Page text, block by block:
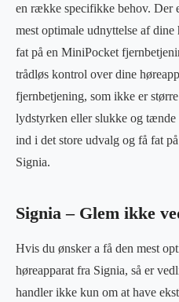
en række specifikke behov. Der
mest optimale udnyttelse af dine
fat på en MiniPocket
trådløs kontrol over dine
fjernbetjening, som ikke er
lydstyrken eller slukke og
ind i det store udvalg og få fat
Signia.
Signia – Glem ikke
Hvis du ønsker a få den mest
høreapparat fra Signia, så er
handler ikke kun om at have